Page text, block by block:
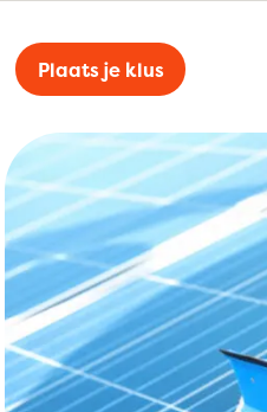
Plaats je klus